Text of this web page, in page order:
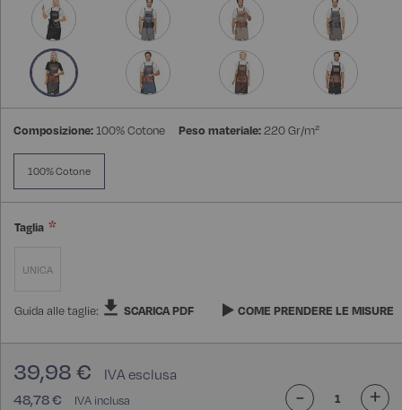
Composizione:100% Cotone Peso materiale:220 Gr/m²
100% Cotone
Taglia
UNICA
Guida alle taglie: SCARICA PDF COME PRENDERE LE MISURE
48,78 €
39,98 €
- +